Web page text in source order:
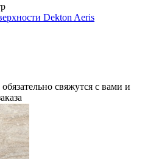
Dekton Aeris
свяжутся с вами и